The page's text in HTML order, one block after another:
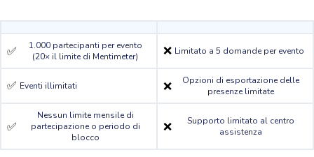
✅
1.000 partecipanti per evento
(20× il limite di Mentimeter)
❌ Limitato a 5 domande per evento
✅ Eventi illimitati ❌
Opzioni di esportazione delle
presenze limitate
✅
Nessun limite mensile di
partecipazione o periodo di
blocco
❌
Supporto limitato al centro
assistenza